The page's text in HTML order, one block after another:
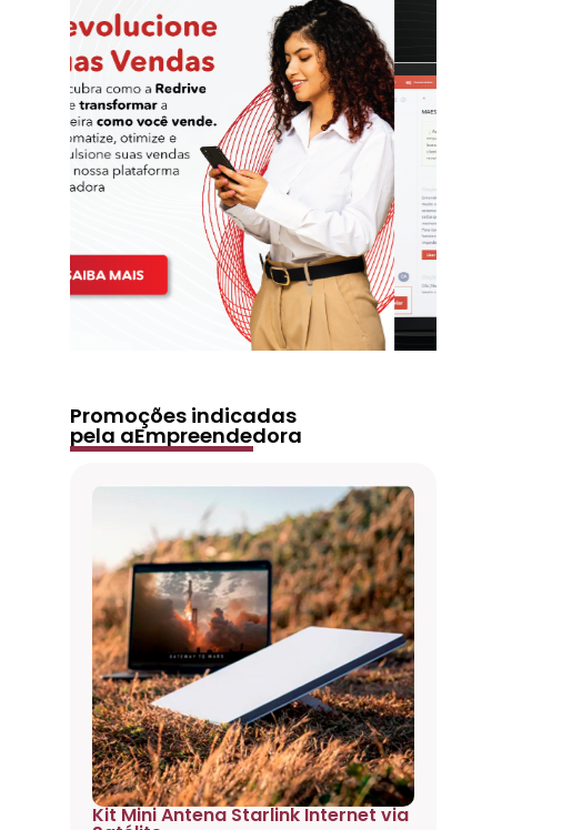
Promoções indicadas
pela aEmpreendedora
Kit Mini Antena Starlink Internet via